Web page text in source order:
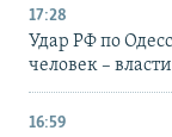
17:28
Удар РФ по
человек – власти
16:59